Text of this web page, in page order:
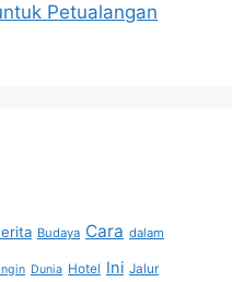
Petualangan
Budaya Cara dalam
Dunia Hotel Ini Jalur